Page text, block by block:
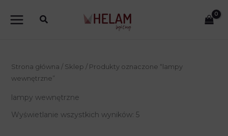
Strona główna / Sklep / Produkty oznaczone “lampy
wewnętrzne”
lampy wewnętrzne
Wyświetlanie wszystkich wyników: 5